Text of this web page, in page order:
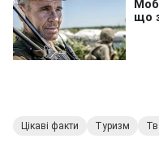
Цікаві факти Туризм